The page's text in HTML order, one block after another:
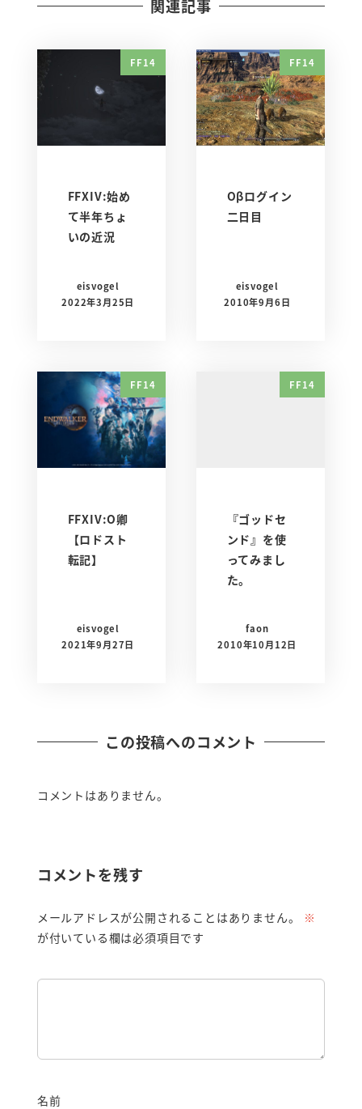
関連記事
FF14
FFXIV:始め
て半年ちょ
いの近況
eisvogel
2022年3月25日
FF14
Oβログイン
二日目
eisvogel
2010年9月6日
FF14
FFXIV:O卿
【ロドスト
転記】
eisvogel
2021年9月27日
FF14
『ゴッドセ
ンド』を使
ってみまし
た。
faon
2010年10月12日
この投稿へのコメント
コメントはありません。
コメントを残す
メールアドレスが公開されることはありません。
※
が付いている欄は必須項目です
名前